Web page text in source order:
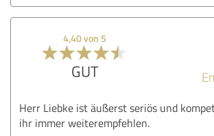
4,40 von 5
GUT
Herr Liebke ist äußerst seriös und
ihr immer weiterempfehlen.